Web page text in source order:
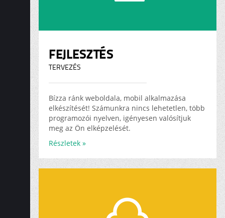
FEJLESZTÉS
TERVEZÉS
Bízza ránk weboldala, mobil alkalmazása
elkészítését! Számunkra nincs lehetetlen, több
programozói nyelven, igényesen valósítjuk
meg az Ön elképzelését.
Részletek »